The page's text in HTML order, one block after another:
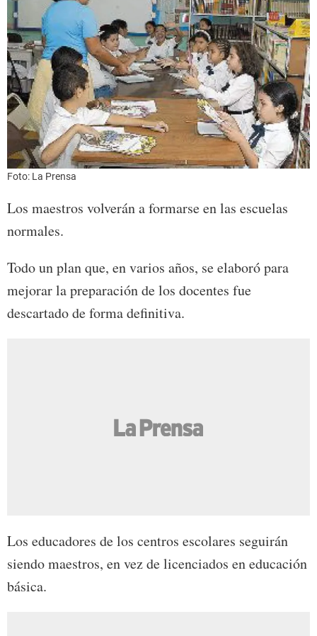
Foto: La Prensa
Los maestros volverán a formarse en las escuelas
normales.
Todo un plan que, en varios años, se elaboró para
mejorar la preparación de los docentes fue
descartado de forma definitiva.
Los educadores de los centros escolares seguirán
siendo maestros, en vez de licenciados en educación
básica.